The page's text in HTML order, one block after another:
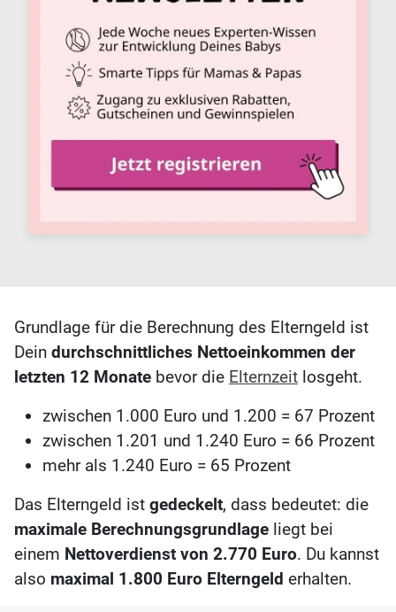
Grundlage für die Berechnung des Elterngeld ist
Dein durchschnittliches Nettoeinkommen der
letzten 12 Monate bevor die Elternzeit losgeht.
zwischen 1.000 Euro und 1.200 = 67 Prozent
zwischen 1.201 und 1.240 Euro = 66 Prozent
mehr als 1.240 Euro = 65 Prozent
Das Elterngeld ist gedeckelt, dass bedeutet: die
maximale Berechnungsgrundlage liegt bei
einem Nettoverdienst von 2.770 Euro. Du kannst
also maximal 1.800 Euro Elterngeld erhalten.